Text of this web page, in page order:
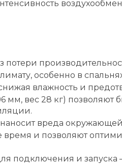
потери
особенно в
влажность и
вес 28 кг) позволяют
вреда
и позволяют
подключения и запуска